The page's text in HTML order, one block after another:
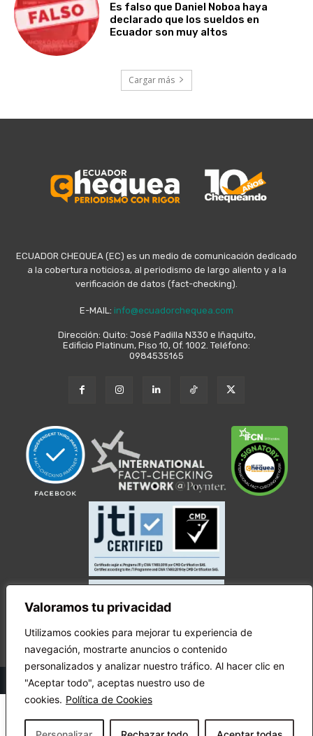
Valoramos tu privacidad
Utilizamos cookies para mejorar tu experiencia de
navegación, mostrarte anuncios o contenido
personalizados y analizar nuestro tráfico. Al hacer clic en
"Aceptar todo", aceptas nuestro uso de
cookies. Política de Cookies
Es falso que Daniel Noboa haya
declarado que los sueldos en
Ecuador son muy altos
Cargar más
ECUADOR CHEQUEA (EC) es un medio de comunicación dedicado
a la cobertura noticiosa, al periodismo de largo aliento y a la
verificación de datos (fact-checking).
E-MAIL: info@ecuadorchequea.com
Dirección: Quito: José Padilla N330 e Iñaquito,
Edificio Platinum, Piso 10, Of. 1002. Teléfono:
0984535165
© Copyright Ecuador Chequea 2025.